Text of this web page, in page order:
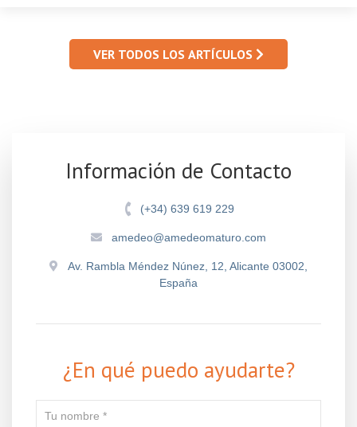
VER TODOS LOS ARTÍCULOS
Información de Contacto
(+34) 639 619 229
amedeo@amedeomaturo.com
Av. Rambla Méndez Núnez, 12, Alicante 03002,
España
¿En qué puedo ayudarte?